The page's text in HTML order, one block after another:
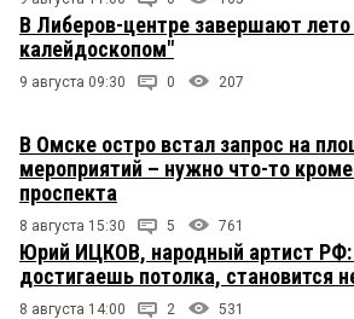
В Либеров-центре завершают
калейдоскопом"
9 августа 09:30 0 207
В Омске остро встал запрос на
мероприятий – нужно что-то
проспекта
8 августа 15:30 5 761
Юрий ИЦКОВ, народный артист РФ:
достигаешь потолка, становится
8 августа 14:00 2 531